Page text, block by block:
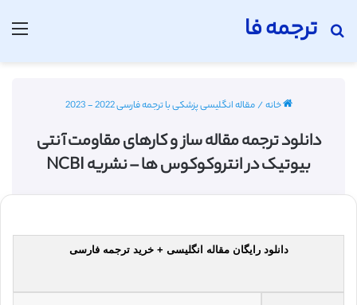
ترجمه فا
جستجو برای
خانه/مقاله انگلیسی پزشکی با ترجمه فارسی 2022 - 2023
دانلود ترجمه مقاله ساز و کارهای مقاومت آنتی
بیوتیک در انتروکوکوس ها – نشریه NCBI
دانلود رایگان مقاله انگلیسی + خرید ترجمه فارسی